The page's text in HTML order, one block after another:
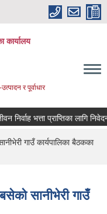
कार्यालय
र पूर्वाधार
भत्ता प्राप्तिका लागि निवेदन
गाउँ कार्यपालिका बैठकका
सानीभेरी गाउँ